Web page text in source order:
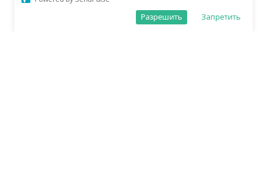
Запретить
Разрешить